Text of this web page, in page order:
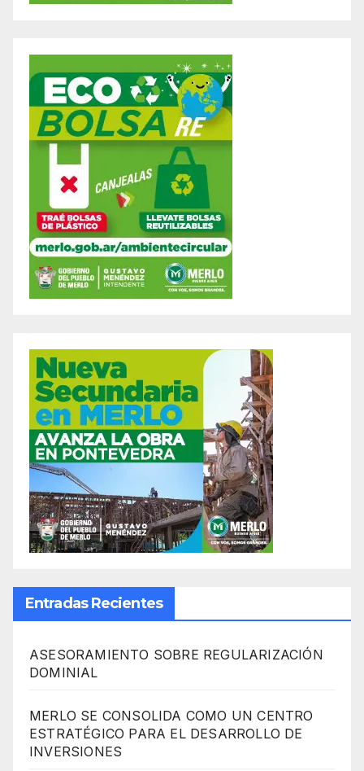
Entradas Recientes
ASESORAMIENTO SOBRE REGULARIZACIÓN
DOMINIAL
MERLO SE CONSOLIDA COMO UN CENTRO
ESTRATÉGICO PARA EL DESARROLLO DE
INVERSIONES